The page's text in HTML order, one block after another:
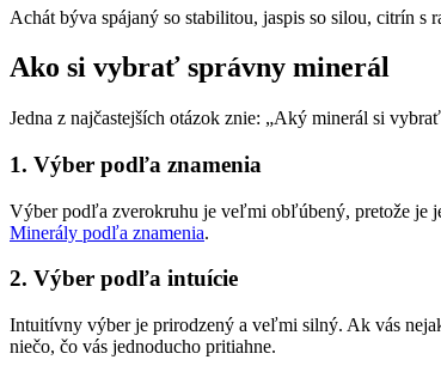
Achát býva spájaný so stabilitou, jaspis so silou, citrín
Ako si vybrať správny minerál
Jedna z najčastejších otázok znie: „Aký minerál si
1. Výber podľa znamenia
Výber podľa zverokruhu je veľmi obľúbený, pretože je
Minerály podľa znamenia.
2. Výber podľa intuície
Intuitívny výber je prirodzený a veľmi silný. Ak vás
niečo, čo vás jednoducho pritiahne.